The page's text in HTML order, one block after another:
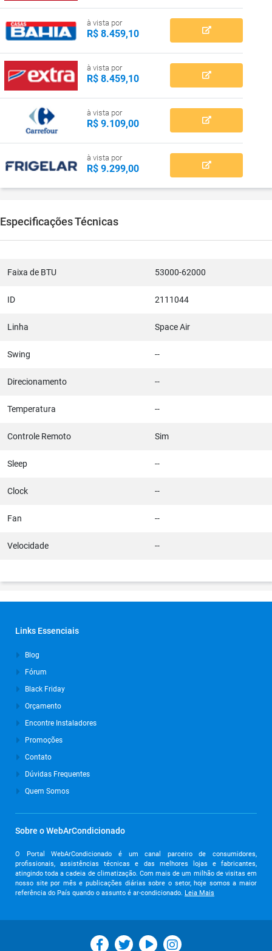
à vista por
R$ 8.459,10
à vista por
R$ 8.459,10
à vista por
R$ 9.109,00
à vista por
R$ 9.299,00
Especificações Técnicas
Faixa de BTU 53000-62000
ID 2111044
Linha Space Air
Swing --
Direcionamento --
Temperatura --
Controle Remoto Sim
Sleep --
Clock --
Fan --
Velocidade --
Links Essenciais
Blog
Fórum
Black Friday
Orçamento
Encontre Instaladores
Promoções
Contato
Dúvidas Frequentes
Quem Somos
Sobre o WebArCondicionado
O Portal WebArCondicionado é um canal parceiro de consumidores,
profissionais, assistências técnicas e das melhores lojas e fabricantes,
atingindo toda a cadeia de climatização. Com mais de um milhão de visitas em
nosso site por mês e publicações diárias sobre o setor, hoje somos a maior
referência do País quando o assunto é ar-condicionado. Leia Mais